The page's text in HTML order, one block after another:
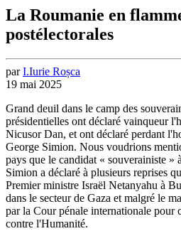
La Roumanie en
postélectorales
parI.Iurie Roșca
19 mai 2025
Grand deuil dans le camp des
présidentielles ont déclaré vainqueur
Nicusor Dan, et ont déclaré perdant
George Simion. Nous voudrions
pays que le candidat « souverainiste »
Simion a déclaré à plusieurs reprises
Premier ministre Israël Netanyahu à
dans le secteur de Gaza et malgré le
par la Cour pénale internationale pour
contre l'Humanité.